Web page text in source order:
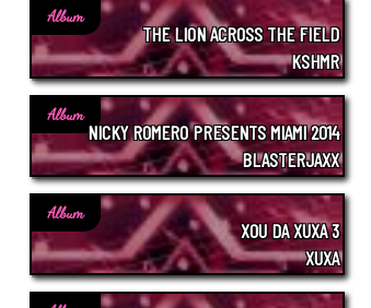
Album
THE LION ACROSS THE FIELD
KSHMR
Album
NICKY ROMERO PRESENTS MIAMI 2014
BLASTERJAXX
Album
XOU DA XUXA 3
XUXA